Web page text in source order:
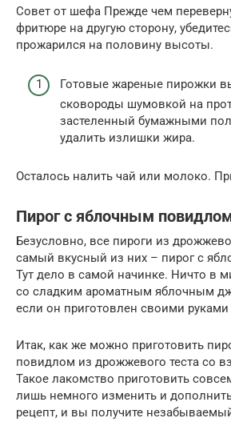
Совет от шефа Прежде чем
фритюре на другую сторону,
прожарился на половину высоты.
Готовые жареные пирожки
сковороды шумовкой на
застеленный бумажными
удалить излишки жира.
Осталось налить чай или молоко.
Пирог с яблочным
Безусловно, все пироги из
самый вкусный из них – пирог с
Тут дело в самой начинке. Ничто в
со сладким ароматным яблочным
если он приготовлен своими
Итак, как же можно приготовить
повидлом из дрожжевого теста со
Такое лакомство приготовить
лишь немного изменить и
рецепт, и вы получите